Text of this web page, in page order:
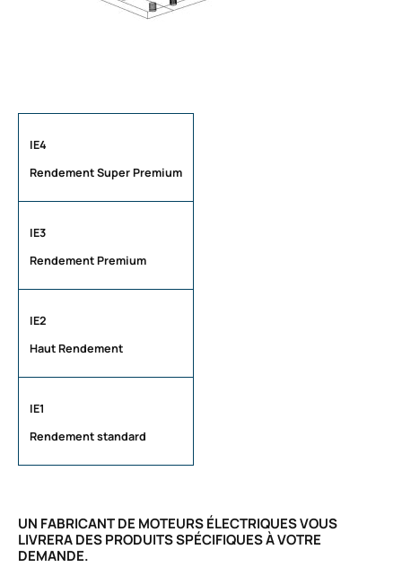
IE4
Rendement Super Premium
IE3
Rendement Premium
IE2
Haut Rendement
IE1
Rendement standard
UN FABRICANT DE MOTEURS ÉLECTRIQUES VOUS
LIVRERA DES PRODUITS SPÉCIFIQUES À VOTRE
DEMANDE.